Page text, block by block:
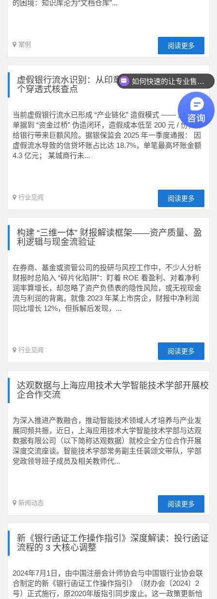
的困境：知识库沦为“文档仓库”...
案例 阅读更多
虚假银行流水识别：从印章细节到资金闭环的 12
个穿透式核查点
当前虚假银行流水已形成 “产业链化” 造假模式 —— 从 PS
单据到 “资金过桥” 伪造闭环，造假成本低至 200 元 / 份，却
给银行带来巨额风险。据银保监会 2025 年一季度通报： 因
虚假流水导致的信贷坏账占比达 18.7%，单笔最高坏账金额
4.3 亿元； 某城商行未...
行业见闻 阅读更多
构建 “三维一体” 财报解读框架——资产质量、盈
利逻辑与现金流验证
在券商、基金或资管公司的投研与风控工作中，不少人分析
财报时总陷入 “碎片化陷阱”：盯着 ROE 看盈利、对着净利
润率算增长，却忽略了资产负债表的隐性风险，或无视现金
流与利润的背离。就像 2023 年某上市房企，财报中净利润
同比增长 12%，但拆解后发现，...
行业见闻 阅读更多
达观数据与上海应用技术大学智能技术学部开展校
企合作交流
为深入推进产教融合，推动智能技术领域人才培养与产业发
展同频共振，近日，上海应用技术大学智能技术学部与达观
数据有限公司（以下简称达观数据）就校企全方位合作开展
深度交流座谈。智能技术学部常务副主任裴颂文带队，学部
党政领导班子成员及相关教师代...
新闻动态 阅读更多
新《银行函证工作操作指引》深度解读：投行函证
流程的 3 大核心调整
2024年7月1日，由中国注册会计师协会与中国银行业协会联
合制定的新《银行函证工作操作指引》（财办会〔2024〕2
号）正式施行，原2020年版指引同步废止。这一政策更新恰